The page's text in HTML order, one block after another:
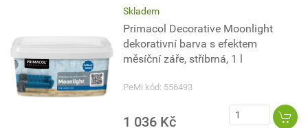
Skladem
Primacol Decorative Moonlight
dekorativní barva s efektem
měsíční záře, stříbrná, 1 l
PeMi kód: 556493
1 036 Kč